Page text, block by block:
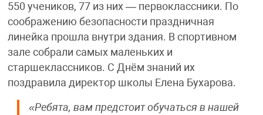
550 учеников, 77 из них — первоклассники. По
соображению безопасности праздничная
линейка прошла внутри здания. В спортивном
зале собрали самых маленьких и
старшеклассников. С Днём знаний их
поздравила директор школы Елена Бухарова.
«Ребята, вам предстоит обучаться в нашей